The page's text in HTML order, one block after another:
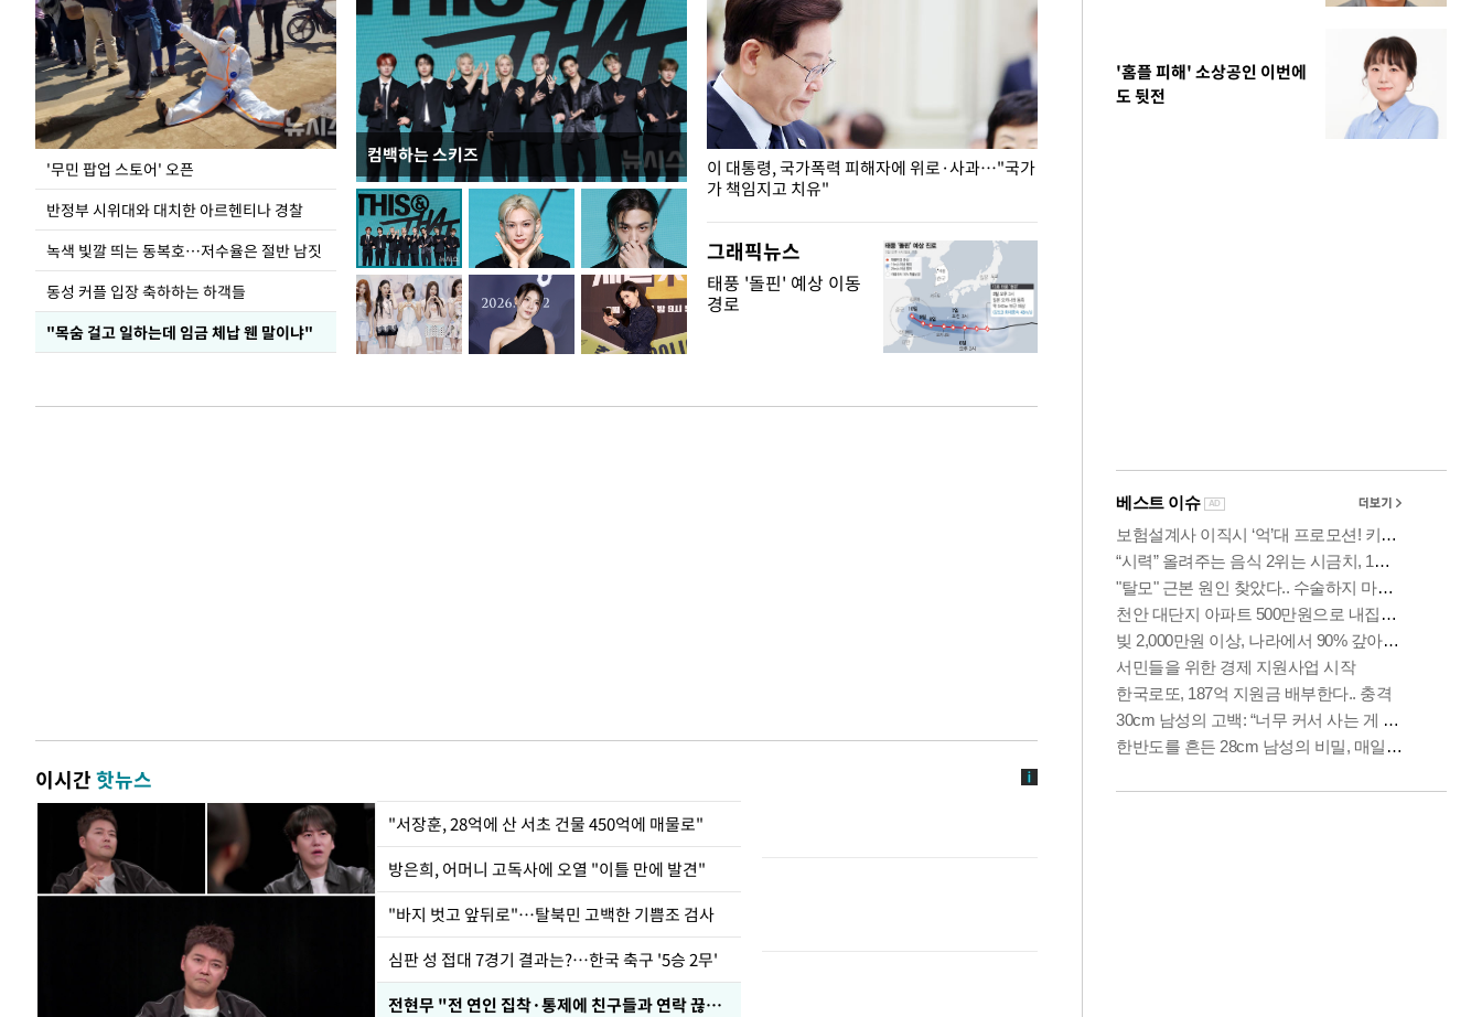
'무민 팝업 스토어' 오픈
반정부 시위대와 대치한 아르헨티나 경찰
녹색 빛깔 띄는 동복호…저수율은 절반 남짓
동성 커플 입장 축하하는 하객들
"목숨 걸고 일하는데 임금 체납 웬 말이냐"
컴백하는 스키즈
지석천 뒤덮은 개구리밥
이 대통령, 국가폭력 피해자에 위로·사과…"국가
가 책임지고 치유"
그래픽뉴스
태풍 '돌핀' 예상 이동
경로
이시간핫뉴스
"서장훈, 28억에 산 서초 건물 450억에 매물로"
방은희, 어머니 고독사에 오열 "이틀 만에 발견"
"바지 벗고 앞뒤로"…탈북민 고백한 기쁨조 검사
심판 성 접대 7경기 결과는?…한국 축구 '5승 2무'
전현무 "전 연인 집착·통제에 친구들과 연락 끊겨"
'홈플 피해' 소상공인 이번에
도 뒷전